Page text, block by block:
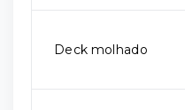
Deck molhado